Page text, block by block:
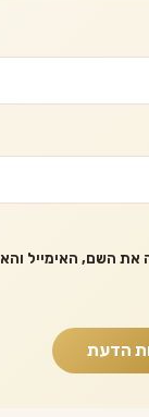
את השם, האימייל